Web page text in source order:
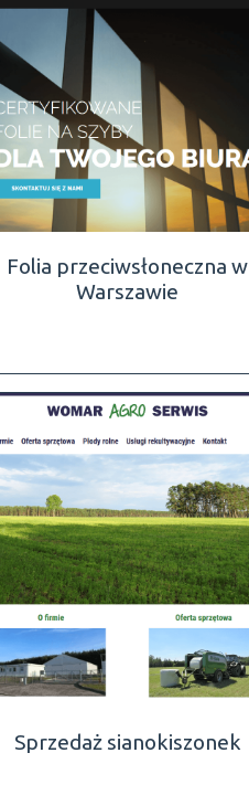
Folia przeciwsłoneczna w
Warszawie
Sprzedaż sianokiszonek